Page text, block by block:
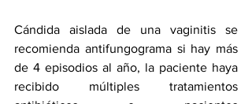
Cándida aislada de una vaginitis se
recomienda antifungograma si hay más
de 4 episodios al año, la paciente haya
recibido múltiples tratamientos